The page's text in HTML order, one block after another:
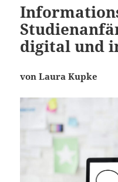
digital und
von Laura Kupke